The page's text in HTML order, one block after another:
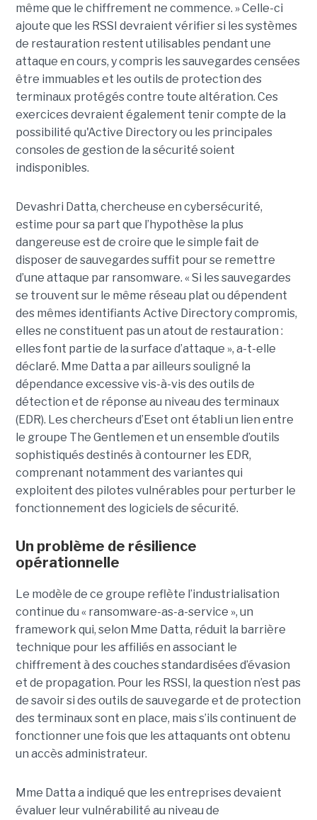
même que le chiffrement ne commence. » Celle-ci
ajoute que les RSSI devraient vérifier si les systèmes
de restauration restent utilisables pendant une
attaque en cours, y compris les sauvegardes censées
être immuables et les outils de protection des
terminaux protégés contre toute altération. Ces
exercices devraient également tenir compte de la
possibilité qu'Active Directory ou les principales
consoles de gestion de la sécurité soient
indisponibles.
Devashri Datta, chercheuse en cybersécurité,
estime pour sa part que l’hypothèse la plus
dangereuse est de croire que le simple fait de
disposer de sauvegardes suffit pour se remettre
d’une attaque par ransomware. « Si les sauvegardes
se trouvent sur le même réseau plat ou dépendent
des mêmes identifiants Active Directory compromis,
elles ne constituent pas un atout de restauration :
elles font partie de la surface d’attaque », a-t-elle
déclaré. Mme Datta a par ailleurs souligné la
dépendance excessive vis-à-vis des outils de
détection et de réponse au niveau des terminaux
(EDR). Les chercheurs d’Eset ont établi un lien entre
le groupe The Gentlemen et un ensemble d’outils
sophistiqués destinés à contourner les EDR,
comprenant notamment des variantes qui
exploitent des pilotes vulnérables pour perturber le
fonctionnement des logiciels de sécurité.
Un problème de résilience
opérationnelle
Le modèle de ce groupe reflète l’industrialisation
continue du « ransomware-as-a-service », un
framework qui, selon Mme Datta, réduit la barrière
technique pour les affiliés en associant le
chiffrement à des couches standardisées d’évasion
et de propagation. Pour les RSSI, la question n’est pas
de savoir si des outils de sauvegarde et de protection
des terminaux sont en place, mais s’ils continuent de
fonctionner une fois que les attaquants ont obtenu
un accès administrateur.
Mme Datta a indiqué que les entreprises devaient
évaluer leur vulnérabilité au niveau de